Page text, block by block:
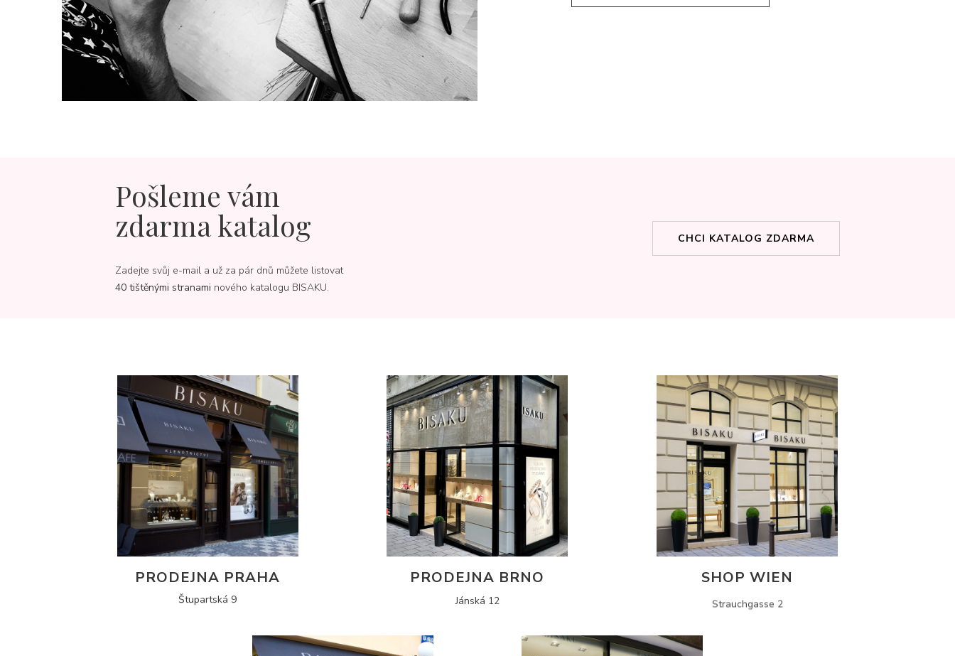
Pošleme vám
zdarma katalog
Zadejte svůj e-mail a už za pár dnů můžete listovat
40 tištěnými stranami nového katalogu BISAKU.
CHCI KATALOG ZDARMA
PRODEJNA PRAHA
Štupartská 9
PRODEJNA BRNO
Jánská 12
SHOP WIEN
Strauchgasse 2